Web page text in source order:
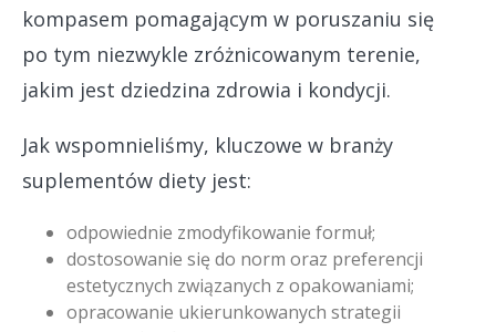
kompasem pomagającym w poruszaniu się
po tym niezwykle zróżnicowanym terenie,
jakim jest dziedzina zdrowia i kondycji.
Jak wspomnieliśmy, kluczowe w branży
suplementów diety jest:
odpowiednie zmodyfikowanie formuł;
dostosowanie się do norm oraz preferencji
estetycznych związanych z opakowaniami;
opracowanie ukierunkowanych strategii